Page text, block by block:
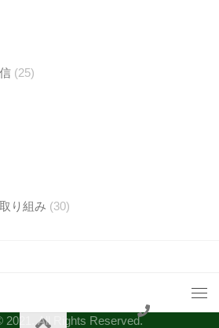
(25)
り組み (30)
2021. All Rights Reserved.